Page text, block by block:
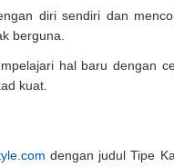
diri sendiri dan
berguna.
hal baru dengan
kuat.
dengan judul Tipe